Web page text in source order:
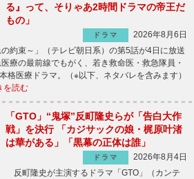
る』って、そりゃあ2時間ドラマの帝王だ
もの」
ドラマ
2026年8月6日
約束～」（テレビ朝日系）の第5話が4日に放送
の最前線でもがく、若き救命医・救急隊員・
格医療ドラマ。（※以下、ネタバレを含みます）
を読む
「GTO」“鬼塚”反町隆史らが「告白大作
戦」を決行 「カジサックの娘・梶原叶渚
は華がある」「黒幕の正体は誰」
ドラマ
2026年8月4日
反町隆史が主演するドラマ「GTO」（カンテ